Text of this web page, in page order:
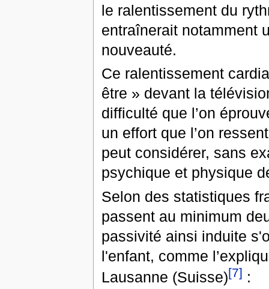
le ralentissement du
entraînerait notamment
nouveauté.
Ce ralentissement
être » devant la
difficulté que l’on
un effort que l’on
peut considérer, sans
psychique et physique
Selon des statistiques
passent au minimum
passivité ainsi induite
l'enfant, comme
Lausanne (Suisse)[7] :